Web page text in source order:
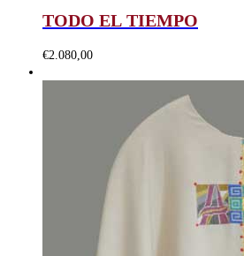
TODO EL TIEMPO
€2.080,00